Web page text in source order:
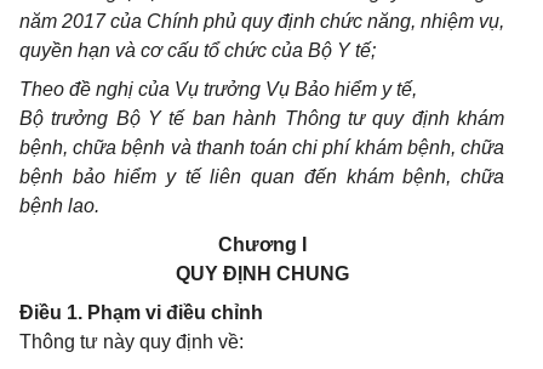
năm 2017 của Chính phủ quy định chức năng, nhiệm vụ,
quyền hạn và cơ cấu tổ chức của Bộ Y tế;
Theo đề nghị của Vụ trưởng Vụ Bảo hiểm y tế,
Bộ trưởng Bộ Y tế ban hành Thông tư quy định khám
bệnh, chữa bệnh và thanh toán chi phí khám bệnh, chữa
bệnh bảo hiểm y tế liên quan đến khám bệnh, chữa
bệnh lao.
Chương I
QUY ĐỊNH CHUNG
Điều 1. Phạm vi điều chỉnh
Thông tư này quy định về: